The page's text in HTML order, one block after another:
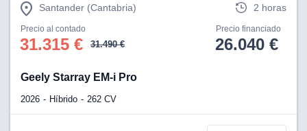
Santander (Cantabria) 2 horas
Precio al contado
31.315 € 31.490 €
Precio financiado
26.040 €
Geely Starray EM-i Pro
2026 Híbrido 262 CV